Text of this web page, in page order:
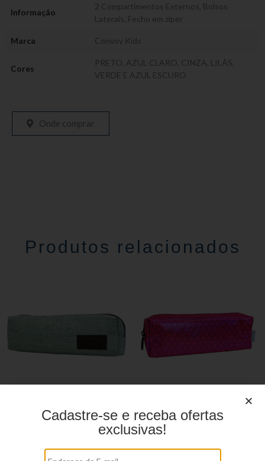
Informação
2 Compartimentos Externos Bolsos
Laterais Fecho em zíper
Marca Convoy Kids
Cores
PRETO, AZUL CLARO, CINZA, LILÁS,
VERDE E AZUL ESCURO
Onde comprar
Produtos relacionados
Estojo Juvenil YS27112 Estojo Juvenil YS27109
Cadastre-se e receba ofertas
exclusivas!